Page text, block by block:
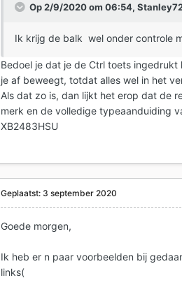
Op 2/9/2020 om 06:54,
Ik krijg de balk wel onder controle
Bedoel je dat je de Ctrl toets
je af beweegt, totdat alles wel in het
Als dat zo is, dan lijkt het erop dat de
merk en de volledige typeaanduiding
XB2483HSU
Geplaatst: 3 september 2020
Goede morgen,
Ik heb er n paar voorbeelden bij
links(